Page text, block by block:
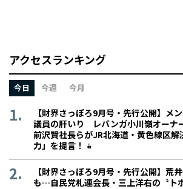
アクセスランキング
今日 今週 今月
【財界さっぽろ9月号・先行公開】メ
議員の肝いり レバンガ小川嶺オーナ
前沢賢社長らがJR北海道・黄色線区解
力」を提言！
【財界さっぽろ9月号・先行公開】荒
も…自民党札連会長・三上洋右の〝ト